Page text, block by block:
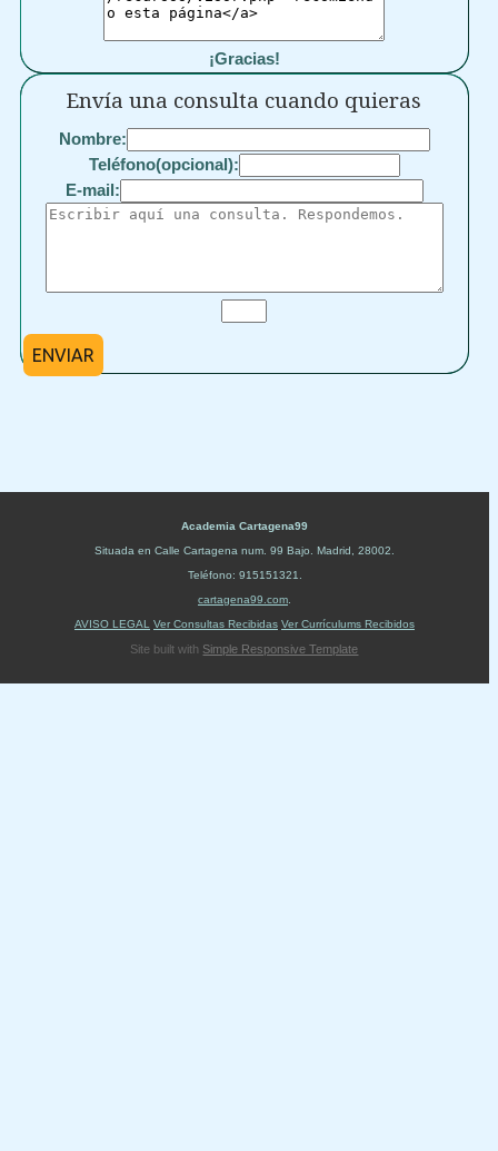
¡Gracias!
Envía una consulta cuando quieras
Nombre:
Teléfono(opcional):
E-mail:
ENVIAR
Academia Cartagena99
Situada en Calle Cartagena num. 99 Bajo Madrid 28002
Teléfono: 915151321
cartagena99.com
AVISO LEGAL
Ver Consultas Recibidas Ver Currículums Recibidos
Site built with Simple Responsive Template